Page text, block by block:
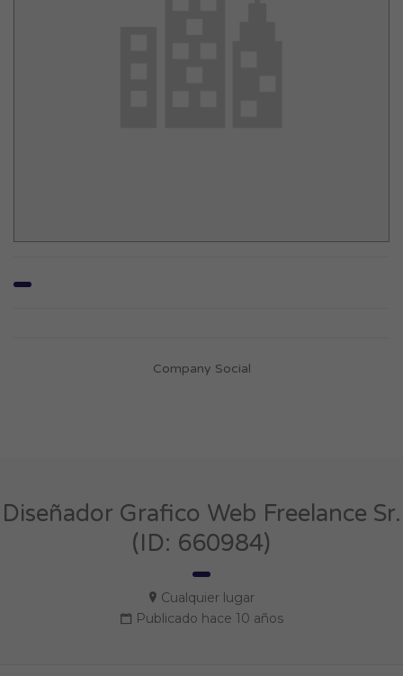
Company Social
Diseñador Grafico Web Freelance Sr.
(ID: 660984)
Cualquier lugar
Publicado hace 10 años